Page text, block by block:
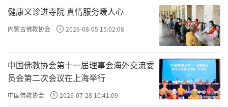
锡林郭勒盟佛教协会召开专题学习会
4月16日，锡林郭勒盟佛教协会召开"学法规、
健康义诊进寺院 真情服务暖人心
内蒙古佛教协会 2026-08-05 15:02:08
中国佛教协会第十一届理事会海外交流委
员会第二次会议在上海举行
中国佛教协会 2026-07-28 10:41:09